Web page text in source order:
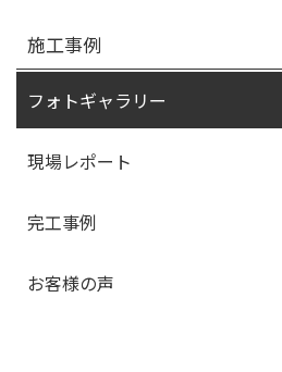
施工事例
フォトギャラリー
現場レポート
完工事例
お客様の声